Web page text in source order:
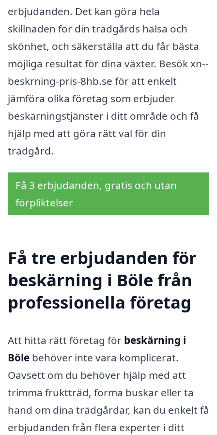
erbjudanden. Det kan göra hela
skillnaden för din trädgårds hälsa och
skönhet, och säkerställa att du får bästa
möjliga resultat för dina växter. Besök xn--
beskrning-pris-8hb.se för att enkelt
jämföra olika företag som erbjuder
beskärningstjänster i ditt område och få
hjälp med att göra rätt val för din
trädgård.
Få 3 erbjudanden, gratis och utan
förpliktelser
Få tre erbjudanden för
beskärning i Böle från
professionella företag
Att hitta rätt företag för beskärning i
Böle behöver inte vara komplicerat.
Oavsett om du behöver hjälp med att
trimma fruktträd, forma buskar eller ta
hand om dina trädgårdar, kan du enkelt få
erbjudanden från flera experter i ditt